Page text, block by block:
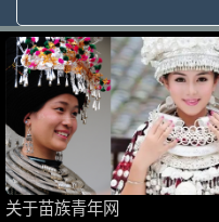
关于苗族青年网